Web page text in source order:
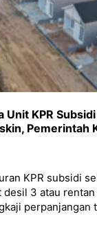
Unit KPR
Pemerintah
KPR subsidi
desil 3 atau
perpanjangan